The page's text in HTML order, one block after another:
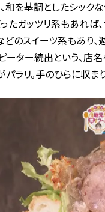
、和を基調としたシック
たガッツリ系もあれば
どのスイーツ系もあ
ーター続出という、店
ラリ。手のひらに収ま